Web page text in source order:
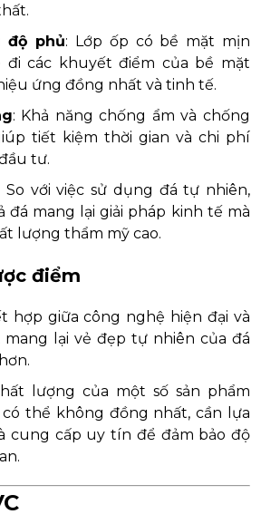
độ phủ: Lớp ốp có bề mặt mịn
đi các khuyết điểm của bề mặt
ứng đồng nhất và tinh tế.
: Khả năng chống ẩm và chống
tiết kiệm thời gian và chi phí
tư.
So với việc sử dụng đá tự nhiên,
đá mang lại giải pháp kinh tế mà
lượng thẩm mỹ cao.
điểm
hợp giữa công nghệ hiện đại và
lại vẻ đẹp tự nhiên của đá
lượng của một số sản phẩm
thể không đồng nhất, cần lựa
cung cấp uy tín để đảm bảo độ